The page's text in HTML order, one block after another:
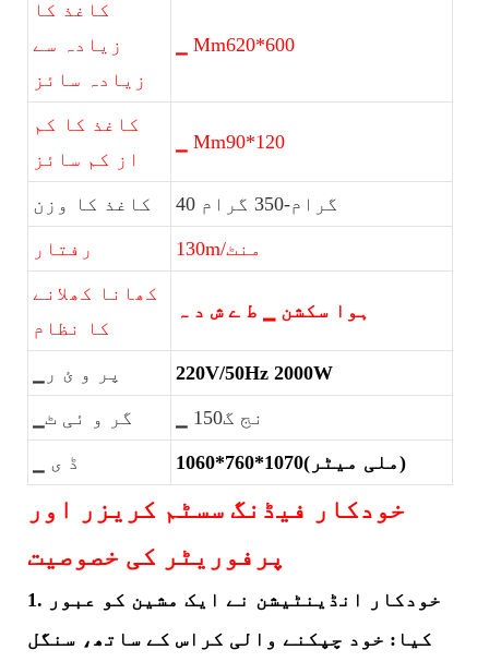
کاغذ کا
زیادہ سے
زیادہ سائز
▁ Mm620*600
کاغذ کا کم
از کم سائز
▁ Mm90*120
کاغذ کا وزن 40 گرام-350 گرام
رفتار 130m/منٹ
کھانا کھلانے
کا نظام
ہوا سکشن ▁ ط ے ش د ہ
▁پر و ئ ر 220V/50Hz 2000W
▁گر و ئی ٹ ▁ نج گ150
▁ ڈ ی 1060*760*1070(ملی میٹر)
خودکار فیڈنگ سسٹم کریزر اور
1. خودکار انڈینٹیشن نے ایک مشین کو عبور
کیا: خود چپکنے والی کراس کے ساتھ، سنگل